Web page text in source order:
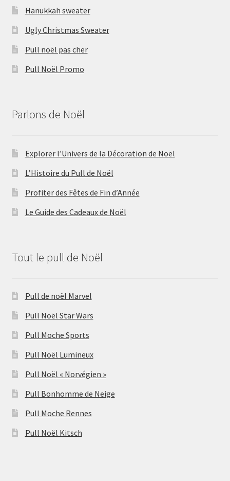
Hanukkah sweater
Ugly Christmas Sweater
Pull noël pas cher
Pull Noël Promo
Parlons de Noël
Explorer l’Univers de la Décoration de Noël
L’Histoire du Pull de Noël
Profiter des Fêtes de Fin d’Année
Le Guide des Cadeaux de Noël
Tout le pull de Noël
Pull de noël Marvel
Pull Noël Star Wars
Pull Moche Sports
Pull Noël Lumineux
Pull Noël « Norvégien »
Pull Bonhomme de Neige
Pull Moche Rennes
Pull Noël Kitsch